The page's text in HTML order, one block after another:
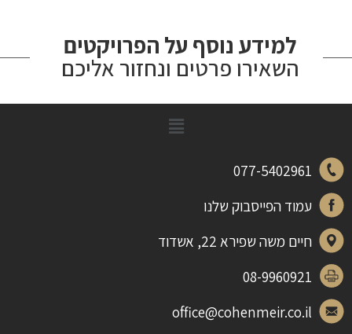
למידע נוסף על הפרויקטים
השאירו פרטים ונחזור אליכם
077-5402961
עמוד הפייסבוק שלנו
חיים משה שפירא 22, אשדוד
08-9960921
office@cohenmeir.co.il